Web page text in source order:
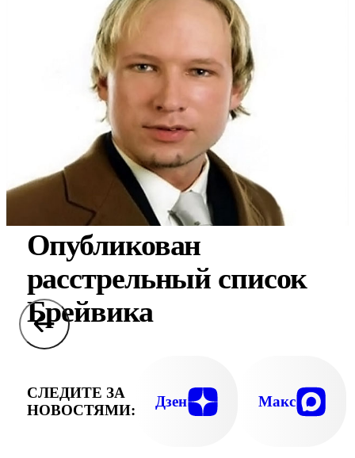
Опубликован
расстрельный список
Брейвика
СЛЕДИТЕ ЗА
НОВОСТЯМИ:
Дзен Макс